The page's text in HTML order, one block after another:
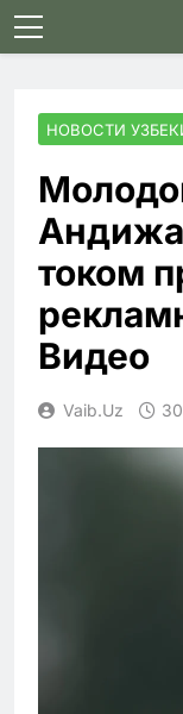
Skip
to
НОВОСТИ
током
Видео
Vaib.uz